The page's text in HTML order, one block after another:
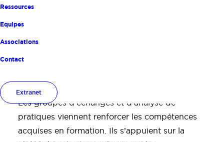
Ressources
Equipes
Associations
Contact
Extranet
Groupe d’échanges
et d’analyse de
pratiques
Les groupes d’échanges et d’analyse de
pratiques viennent renforcer les compétences
acquises en formation. Ils s’appuient sur la